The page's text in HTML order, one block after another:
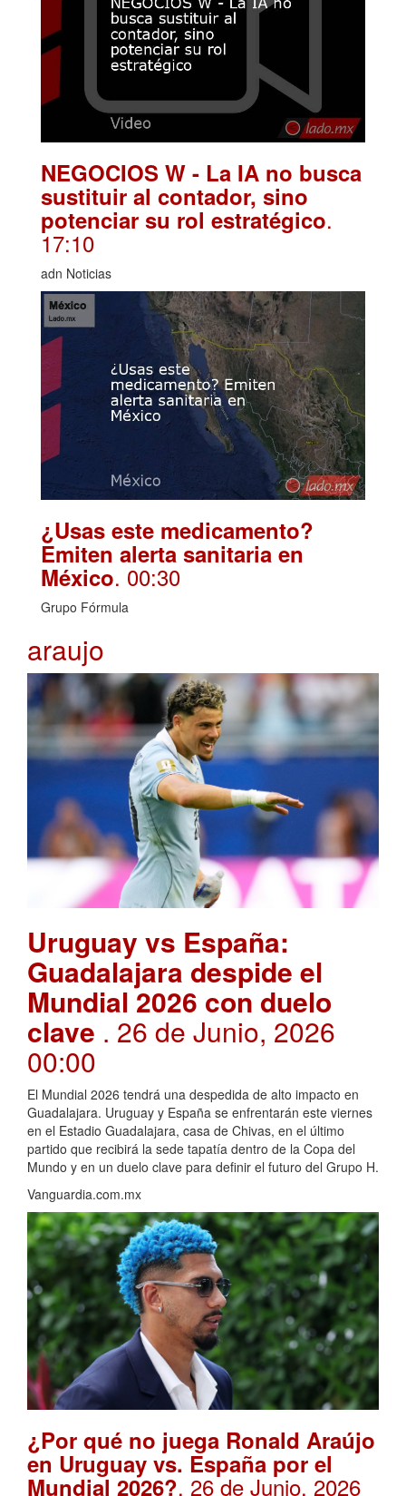
NEGOCIOS W - La IA no busca
sustituir al contador, sino
potenciar su rol estratégico.
17:10
adn Noticias
¿Usas este medicamento?
Emiten alerta sanitaria en
México. 00:30
Grupo Fórmula
araujo
Uruguay vs España:
Guadalajara despide el
Mundial 2026 con duelo
clave . 26 de Junio, 2026
00:00
El Mundial 2026 tendrá una despedida de alto impacto en
Guadalajara. Uruguay y España se enfrentarán este viernes
en el Estadio Guadalajara, casa de Chivas, en el último
partido que recibirá la sede tapatía dentro de la Copa del
Mundo y en un duelo clave para definir el futuro del Grupo H.
Vanguardia.com.mx
¿Por qué no juega Ronald Araújo
en Uruguay vs. España por el
Mundial 2026?. 26 de Junio, 2026